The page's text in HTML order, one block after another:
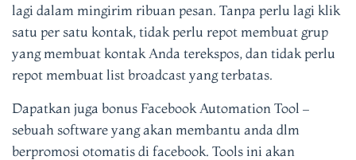
lagi dalam mingirim ribuan pesan. Tanpa perlu lagi klik
satu per satu kontak, tidak perlu repot membuat grup
yang membuat kontak Anda terekspos, dan tidak perlu
repot membuat list broadcast yang terbatas.
Dapatkan juga bonus Facebook Automation Tool –
sebuah software yang akan membantu anda dlm
berpromosi otomatis di facebook. Tools ini akan